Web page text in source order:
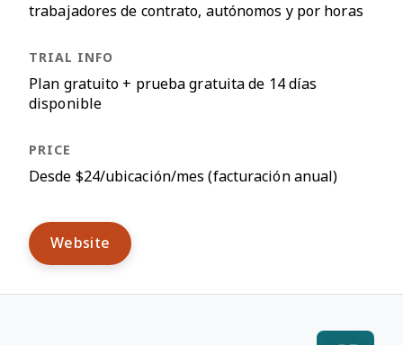
trabajadores de contrato, autónomos y por horas
Plan gratuito + prueba gratuita de 14 días
disponible
Desde $24/ubicación/mes (facturación anual)
Website